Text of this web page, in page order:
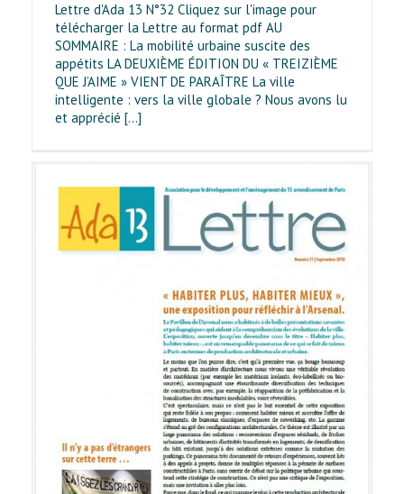
Lettre d'Ada 13 N°32 Cliquez sur l'image pour
télécharger la Lettre au format pdf AU
SOMMAIRE : La mobilité urbaine suscite des
appétits LA DEUXIÈME ÉDITION DU « TREIZIÈME
QUE J’AIME » VIENT DE PARAÎTRE La ville
intelligente : vers la ville globale ? Nous avons lu
et apprécié [...]